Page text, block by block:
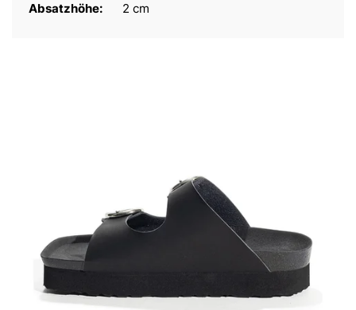
Absatzhöhe:
2 cm